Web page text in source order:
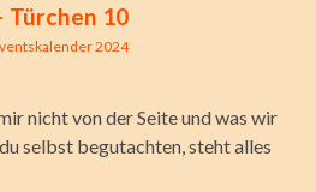
Türchen 10
2024
nicht von der Seite und was wir
selbst begutachten, steht alles